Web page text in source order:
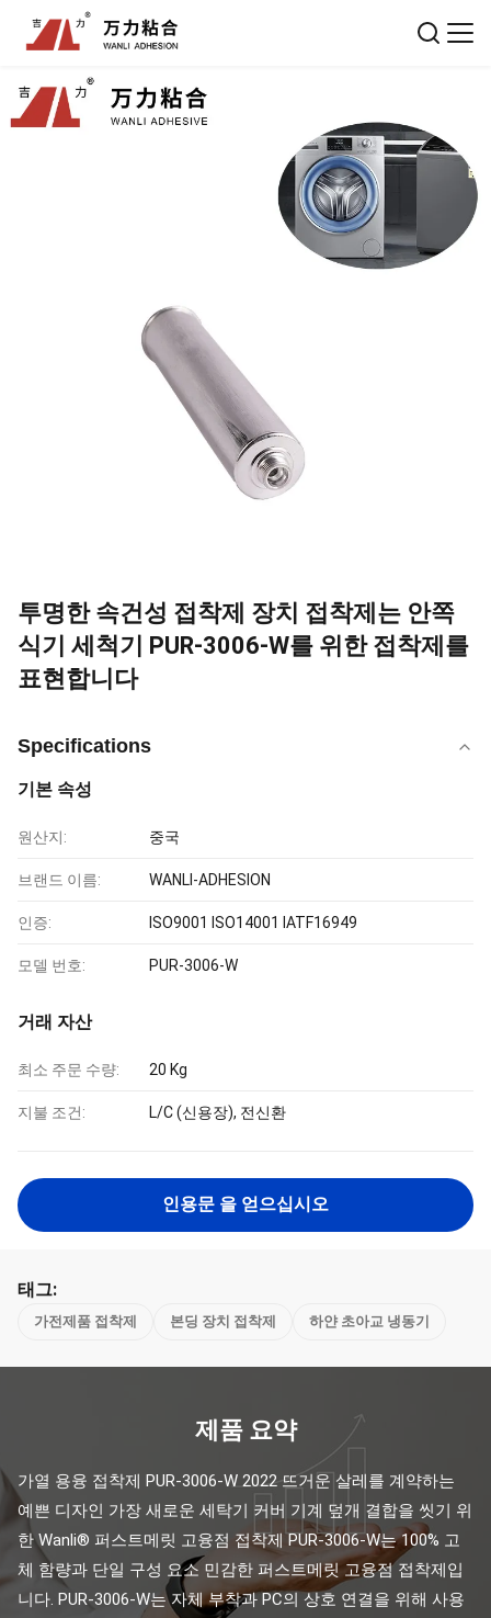
투명한 속건성 접착제 장치 접착제는 안쪽
식기 세척기 PUR-3006-W를 위한 접착제를
표현합니다
Specifications
기본 속성
원산지: 중국
브랜드 이름: WANLI-ADHESION
인증: ISO9001 ISO14001 IATF16949
모델 번호: PUR-3006-W
거래 자산
최소 주문 수량: 20 Kg
지불 조건: L/C (신용장), 전신환
인용문 을 얻으십시오
태그:
가전제품 접착제 본딩 장치 접착제 하얀 초아교 냉동기
제품 요약
가열 용융 접착제 PUR-3006-W 2022 뜨거운 살레를 계약하는
예쁜 디자인 가장 새로운 세탁기 커버 기계 덮개 결합을 씻기 위
한 Wanli® 퍼스트메릿 고융점 접착제 PUR-3006-W는 100% 고
체 함량과 단일 구성 요소 민감한 퍼스트메릿 고융점 접착제입
니다. PUR-3006-W는 자체 부착과 PC의 상호 연결을 위해 사용